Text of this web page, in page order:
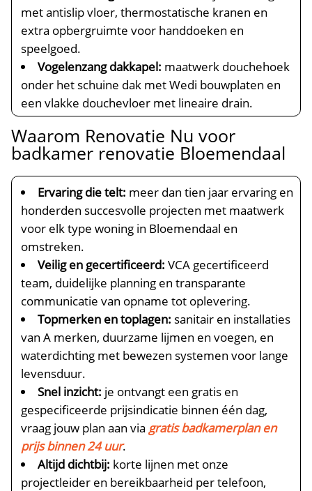
met antislip vloer, thermostatische kranen en
extra opbergruimte voor handdoeken en
speelgoed.​
Vogelenzang dakkapel: maatwerk douchehoek
onder het schuine dak met Wedi bouwplaten en
een vlakke douchevloer met lineaire drain.​
Waarom Renovatie Nu voor
badkamer renovatie Bloemendaal
Ervaring die telt: meer dan tien jaar ervaring en
honderden succesvolle projecten met maatwerk
voor elk type woning in Bloemendaal en
omstreken.​
Veilig en gecertificeerd: VCA gecertificeerd
team, duidelijke planning en transparante
communicatie van opname tot oplevering.​
Topmerken en toplagen: sanitair en installaties
van A merken, duurzame lijmen en voegen, en
waterdichting met bewezen systemen voor lange
levensduur.​
Snel inzicht: je ontvangt een gratis en
gespecificeerde prijsindicatie binnen één dag,
vraag jouw plan aan via gratis badkamerplan en
prijs binnen 24 uur.​
Altijd dichtbij: korte lijnen met onze
projectleider en bereikbaarheid per telefoon,